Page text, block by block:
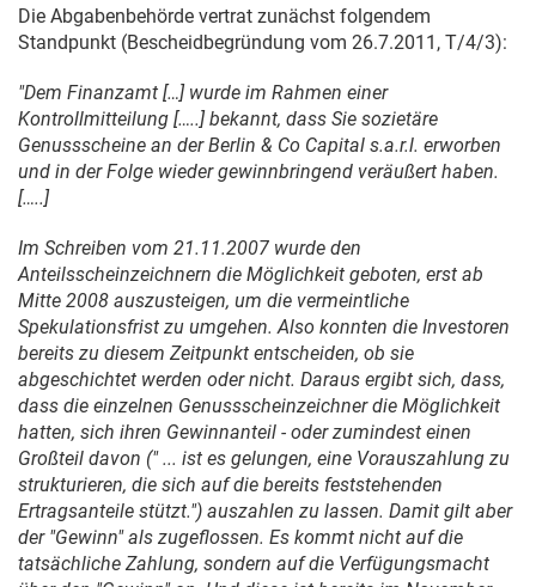
Die Abgabenbehörde vertrat zunächst folgendem
Standpunkt (Bescheidbegründung vom 26.7.2011 , T/4/3):
"Dem Finanzamt […] wurde im Rahmen einer
Kontrollmitteilung […..] bekannt, dass Sie sozietäre
Genussscheine an der Berlin & Co Capital s.a.r.l. erworben
und in der Folge wieder gewinnbringend veräußert haben.
[…..]
Im Schreiben vom 21.11.2007 wurde den
Anteilsscheinzeichnern die Möglichkeit geboten, erst ab
Mitte 2008 auszusteigen, um die vermeintliche
Spekulationsfrist zu umgehen. Also konnten die Investoren
bereits zu diesem Zeitpunkt entscheiden, ob sie
abgeschichtet werden oder nicht. Daraus ergibt sich, dass,
dass die einzelnen Genussscheinzeichner die Möglichkeit
hatten, sich ihren Gewinnanteil - oder zumindest einen
Großteil davon (" ... ist es gelungen, eine Vorauszahlung zu
strukturieren, die sich auf die bereits feststehenden
Ertragsanteile stützt.") auszahlen zu lassen. Damit gilt aber
der "Gewinn" als zugeflossen. Es kommt nicht auf die
tatsächliche Zahlung, sondern auf die Verfügungsmacht